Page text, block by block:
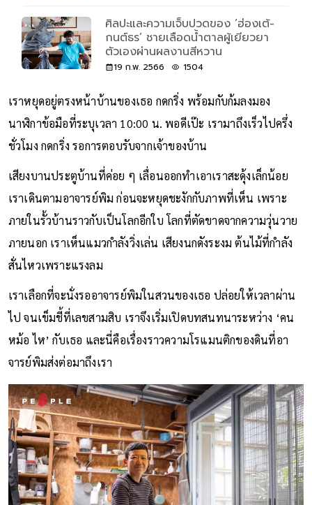
ศิลปะและความเจ็บปวดของ ‘ฮ่องเต้-
กนต์ธร’ ชายเลือดน้ำตาลผู้เยียวยา
ตัวเองผ่านผลงานสีหวาน
19 ก.พ. 2566 1504
เราหยุดอยู่ตรงหน้าบ้านของเธอ กดกริ่ง พร้อมกับก้มลงมอง
นาฬิกาข้อมือที่ระบุเวลา 10:00 น. พอดีเป๊ะ เรามาถึงเร็วไปครึ่ง
ชั่วโมง กดกริ่ง รอการตอบรับจากเจ้าของบ้าน
เสียงบานประตูบ้านที่ค่อย ๆ เลื่อนออกทำเอาเราสะดุ้งเล็กน้อย
เราเดินตามอาจารย์พิม ก่อนจะหยุดชะงักกับภาพที่เห็น เพราะ
ภายในรั้วบ้านราวกับเป็นโลกอีกใบ โลกที่ตัดขาดจากความวุ่นวาย
ภายนอก เราเห็นแมวกำลังวิ่งเล่น เสียงนกดังระงม ต้นไม้ที่กำลัง
สั่นไหวเพราะแรงลม
เราเลือกที่จะนั่งรออาจารย์พิมในสวนของเธอ ปล่อยให้เวลาผ่าน
ไป จนเข็มชี้ที่เลขสามสิบ เราจึงเริ่มเปิดบทสนทนาระหว่าง ‘คน
หม้อ ไห’ กับเธอ และนี่คือเรื่องราวความโรแมนติกของดินที่อา
จารย์พิมส่งต่อมาถึงเรา